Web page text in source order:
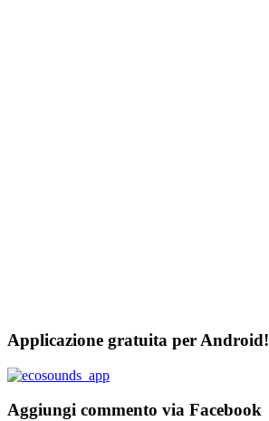
Applicazione gratuita per Android!
Aggiungi commento via Facebook